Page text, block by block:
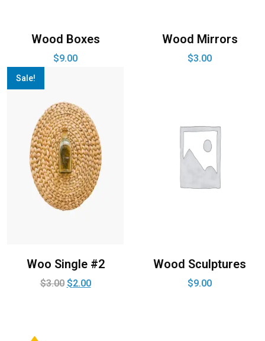
Wood Boxes
$9.00
Wood Mirrors
$3.00
Sale!
Woo Single #2
$3.00 $2.00
Wood Sculptures
$9.00